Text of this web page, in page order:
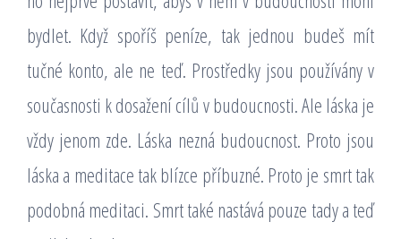
bydlet. Když spoříš peníze, tak jednou budeš mít
tučné konto, ale ne teď. Prostředky jsou používány v
současnosti k dosažení cílů v budoucnosti. Ale láska je
vždy jenom zde. Láska nezná budoucnost. Proto jsou
láska a meditace tak blízce příbuzné. Proto je smrt tak
podobná meditaci. Smrt také nastává pouze tady a teď